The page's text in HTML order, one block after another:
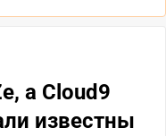
а Cloud9
известны